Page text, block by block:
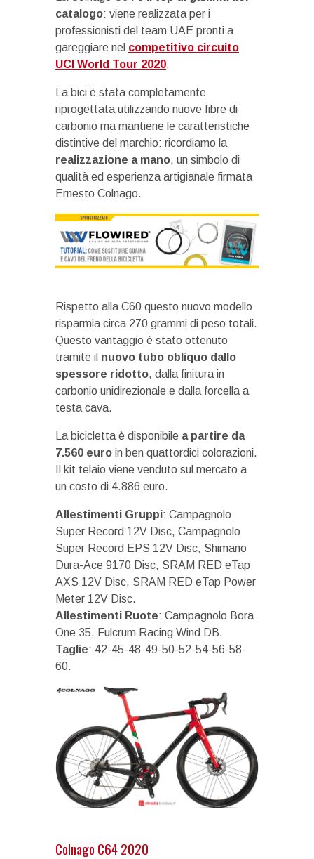
catalogo: viene realizzata per i
professionisti del team UAE pronti a
gareggiare nel competitivo circuito
UCI World Tour 2020.
La bici è stata completamente
riprogettata utilizzando nuove fibre di
carbonio ma mantiene le caratteristiche
distintive del marchio: ricordiamo la
realizzazione a mano, un simbolo di
qualità ed esperienza artigianale firmata
Ernesto Colnago.
Rispetto alla C60 questo nuovo modello
risparmia circa 270 grammi di peso totali.
Questo vantaggio è stato ottenuto
tramite il nuovo tubo obliquo dallo
spessore ridotto, dalla finitura in
carbonio unidirezionale e dalla forcella a
testa cava.
La bicicletta è disponibile a partire da
7.560 euro in ben quattordici colorazioni.
Il kit telaio viene venduto sul mercato a
un costo di 4.886 euro.
Allestimenti Gruppi: Campagnolo
Super Record 12V Disc, Campagnolo
Super Record EPS 12V Disc, Shimano
Dura-Ace 9170 Disc, SRAM RED eTap
AXS 12V Disc, SRAM RED eTap Power
Meter 12V Disc.
Allestimenti Ruote: Campagnolo Bora
One 35, Fulcrum Racing Wind DB.
Taglie: 42-45-48-49-50-52-54-56-58-
60.
Colnago C64 2020